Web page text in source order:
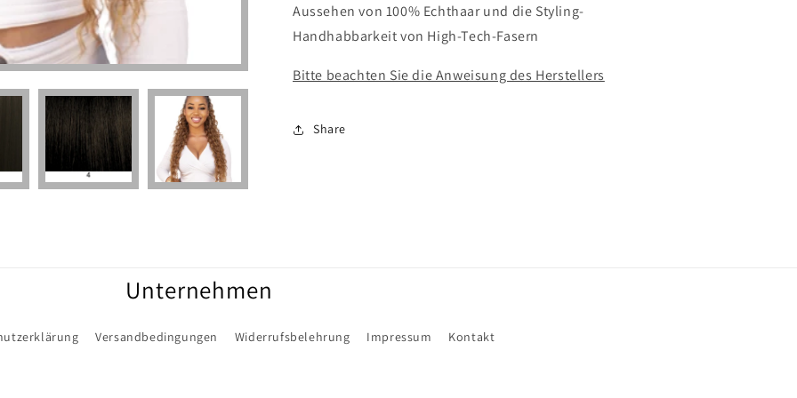
Aussehen von 100% Echthaar und die Styling-
Handhabbarkeit von High-Tech-Fasern
Bitte beachten Sie die Anweisung des Herstellers
Share
Unternehmen
Versandbedingungen Widerrufsbelehrung Impressum Kontakt